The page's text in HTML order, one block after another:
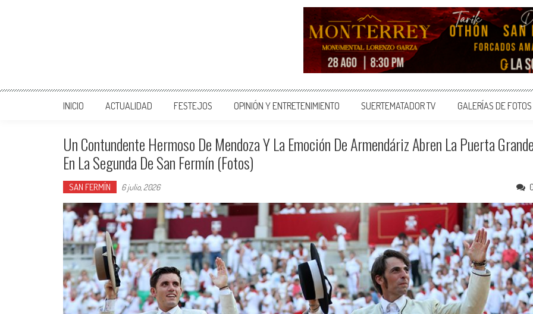
INICIO ACTUALIDAD FESTEJOS OPINIÓN Y ENTRETENIMIENTO SUERTEMATADOR TV GALERÍAS DE FOTOS
Un Contundente Hermoso De Mendoza Y La Emoción De Armendáriz Abren La Puerta
En La Segunda De San Fermín (Fotos)
SAN FERMÍN 6 julio, 2026